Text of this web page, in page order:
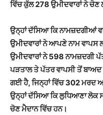
ਵਿੱਚ ਕੁੱਲ 278 ਉਮੀਦਵਾਰਾਂ ਨੇ ਚੋਣ
ਉਨ੍ਹਾਂ ਦੱਸਿਆ ਕਿ ਨਾਮਜ਼ਦਗੀਆਂ
ਉਮੀਦਵਾਰਾਂ ਨੇ ਆਪਣੇ ਨਾਮ
ਉਮੀਦਵਾਰਾਂ ਨੇ 598 ਨਾਮਜ਼ਦਗੀ
ਪੜਤਾਲ ਤੇ ਪੱਤਰ ਵਾਪਸੀ ਤੋਂ
ਗਈ ਹੈ, ਜਿਨ੍ਹਾਂ ਵਿੱਚ 302 ਮਰਦ
ਉਨ੍ਹਾਂ ਦੱਸਿਆ ਕਿ ਲੁਧਿਆਣਾ ਲੋਕ
ਚੋਣ ਮੈਦਾਨ ਵਿੱਚ ਹਨ।